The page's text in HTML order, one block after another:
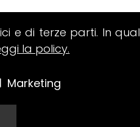
e di terze parti. In
la policy.
Marketing